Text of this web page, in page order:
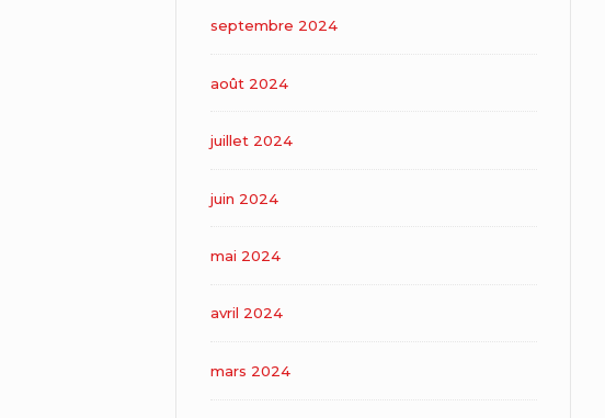
septembre 2024
août 2024
juillet 2024
juin 2024
mai 2024
avril 2024
mars 2024